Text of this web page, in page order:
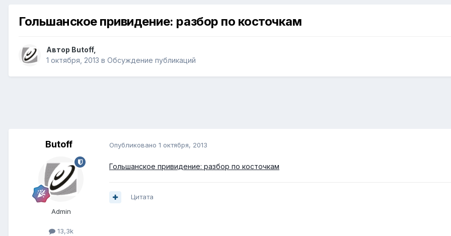
Гольшанское привидение: разбор по косточкам
Автор Butoff,
1 октября, 2013 в Обсуждение публикаций
Butoff
Admin
13,3k
Опубликовано 1 октября, 2013
Гольшанское привидение: разбор по косточкам
Цитата